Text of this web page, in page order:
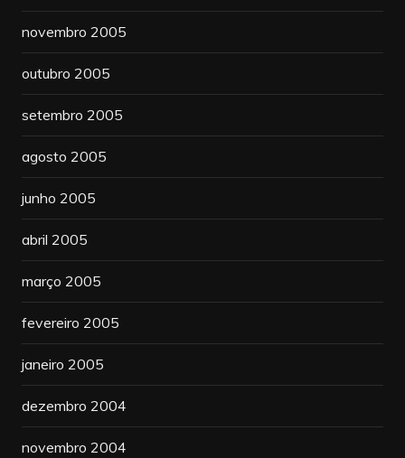
novembro 2005
outubro 2005
setembro 2005
agosto 2005
junho 2005
abril 2005
março 2005
fevereiro 2005
janeiro 2005
dezembro 2004
novembro 2004